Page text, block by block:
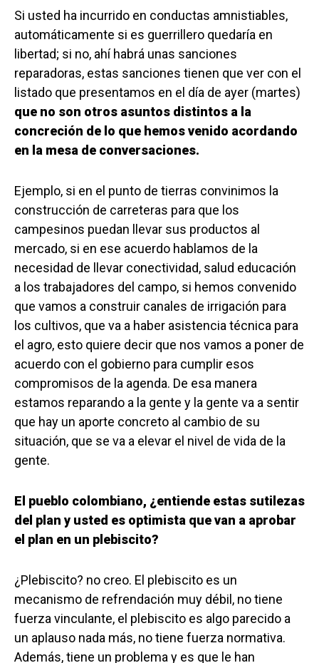
Si usted ha incurrido en conductas amnistiables,
automáticamente si es guerrillero quedaría en
libertad; si no, ahí habrá unas sanciones
reparadoras, estas sanciones tienen que ver con el
listado que presentamos en el día de ayer (martes)
que no son otros asuntos distintos a la
concreción de lo que hemos venido acordando
en la mesa de conversaciones.
Ejemplo, si en el punto de tierras convinimos la
construcción de carreteras para que los
campesinos puedan llevar sus productos al
mercado, si en ese acuerdo hablamos de la
necesidad de llevar conectividad, salud educación
a los trabajadores del campo, si hemos convenido
que vamos a construir canales de irrigación para
los cultivos, que va a haber asistencia técnica para
el agro, esto quiere decir que nos vamos a poner de
acuerdo con el gobierno para cumplir esos
compromisos de la agenda. De esa manera
estamos reparando a la gente y la gente va a sentir
que hay un aporte concreto al cambio de su
situación, que se va a elevar el nivel de vida de la
gente.
El pueblo colombiano, ¿entiende estas sutilezas
del plan y usted es optimista que van a aprobar
el plan en un plebiscito?
¿Plebiscito? no creo. El plebiscito es un
mecanismo de refrendación muy débil, no tiene
fuerza vinculante, el plebiscito es algo parecido a
un aplauso nada más, no tiene fuerza normativa.
Además, tiene un problema y es que le han